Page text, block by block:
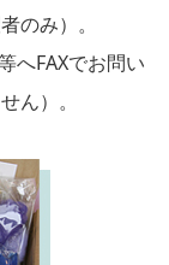
のみ）。
へFAXでお問い
ん）。